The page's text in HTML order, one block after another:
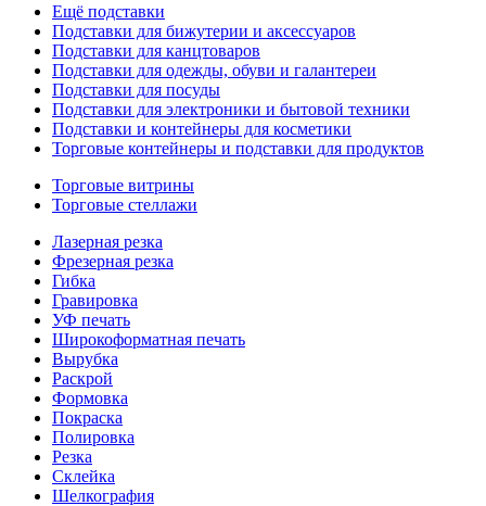
Ещё подставки
Подставки для бижутерии и аксессуаров
Подставки для канцтоваров
Подставки для одежды, обуви и галантереи
Подставки для посуды
Подставки для электроники и бытовой техники
Подставки и контейнеры для косметики
Торговые контейнеры и подставки для продуктов
Торговые витрины
Торговые стеллажи
Лазерная резка
Фрезерная резка
Гибка
Гравировка
УФ печать
Широкоформатная печать
Вырубка
Раскрой
Формовка
Покраска
Полировка
Резка
Склейка
Шелкография